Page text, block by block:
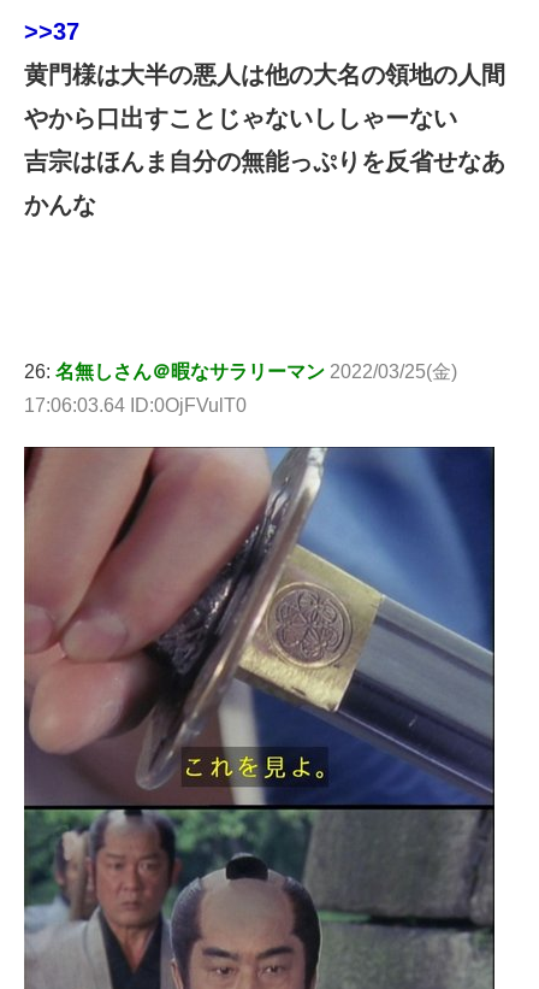
>>37
黄門様は大半の悪人は他の大名の領地の人間
やから口出すことじゃないししゃーない
吉宗はほんま自分の無能っぷりを反省せなあ
かんな
26: 名無しさん＠暇なサラリーマン 2022/03/25(金)
17:06:03.64 ID:0OjFVulT0